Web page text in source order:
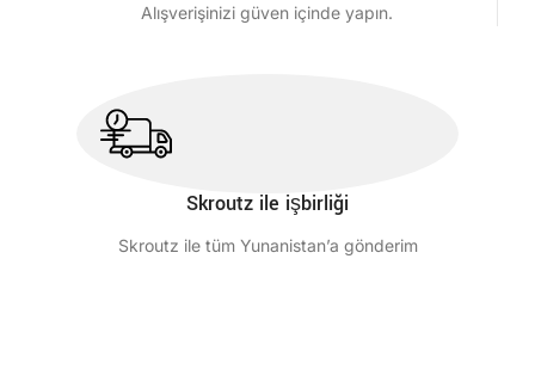
Alışverişinizi güven içinde yapın.
Skroutz ile işbirliği
Skroutz ile tüm Yunanistan’a gönderim